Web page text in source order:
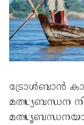
ട്രോൾബാൻ
മത്സ്യബന്ധന